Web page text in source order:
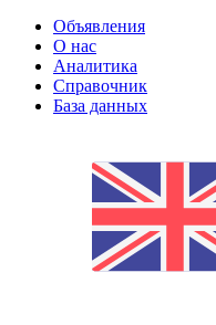
Объявления
О нас
Аналитика
Справочник
База данных